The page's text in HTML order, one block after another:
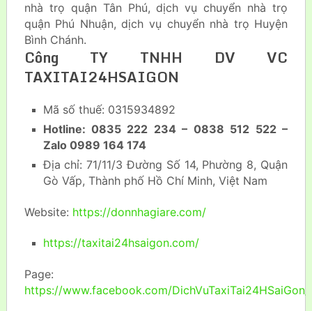
nhà trọ quận Tân Phú, dịch vụ chuyển nhà trọ
quận Phú Nhuận, dịch vụ chuyển nhà trọ Huyện
Bình Chánh.
Công TY TNHH DV VC
TAXITAI24HSAIGON
Mã số thuế: 0315934892
Hotline: 0835 222 234 – 0838 512 522 –
Zalo 0989 164 174
Địa chỉ: 71/11/3 Đường Số 14, Phường 8, Quận
Gò Vấp, Thành phố Hồ Chí Minh, Việt Nam
Website: https://donnhagiare.com/
https://taxitai24hsaigon.com/
Page:
https://www.facebook.com/DichVuTaxiTai24HSaiGon/